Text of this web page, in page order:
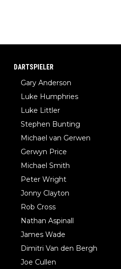
DARTSPIELER
Gary Anderson
Luke Humphries
Luke Littler
Stephen Bunting
Michael van Gerwen
Gerwyn Price
Michael Smith
Peter Wright
Jonny Clayton
Rob Cross
Nathan Aspinall
James Wade
Dimitri Van den Bergh
Joe Cullen